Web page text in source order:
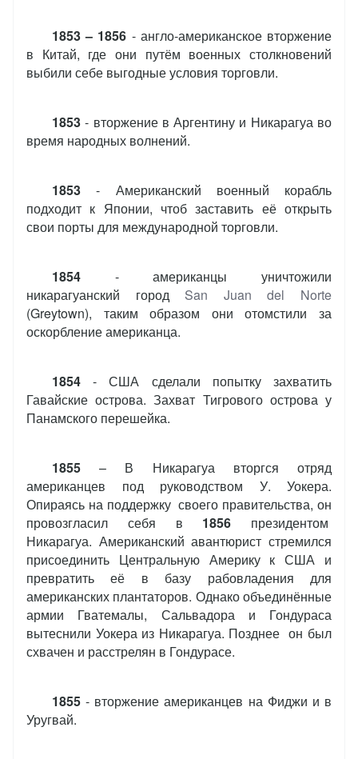
1853 – 1856 - англо-американское вторжение
в Китай, где они путём военных столкновений
выбили себе выгодные условия торговли.
1853 - вторжение в Аргентину и Никарагуа во
время народных волнений.
1853 - Американский военный корабль
подходит к Японии, чтоб заставить её открыть
свои порты для международной торговли.
1854 - американцы уничтожили
никарагуанский город San Juan del Norte
(Greytown), таким образом они отомстили за
оскорбление американца.
1854 - США сделали попытку захватить
Гавайские острова. Захват Тигрового острова у
Панамского перешейка.
1855 – В Никарагуа вторгся отряд
американцев под руководством У. Уокера.
Опираясь на поддержку своего правительства, он
провозгласил себя в 1856 президентом
Никарагуа. Американский авантюрист стремился
присоединить Центральную Америку к США и
превратить её в базу рабовладения для
американских плантаторов. Однако объединённые
армии Гватемалы, Сальвадора и Гондураса
вытеснили Уокера из Никарагуа. Позднее он был
схвачен и расстрелян в Гондурасе.
1855 - вторжение американцев на Фиджи и в
Уругвай.